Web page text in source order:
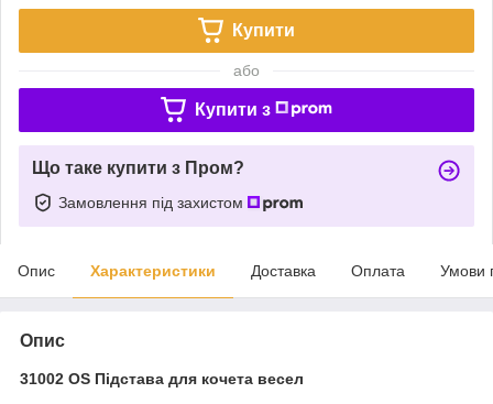
Купити
або
Купити з
Що таке купити з Пром?
Замовлення під захистом
Опис Характеристики Доставка Оплата Умови
Опис
31002 OS Підстава для кочета весел